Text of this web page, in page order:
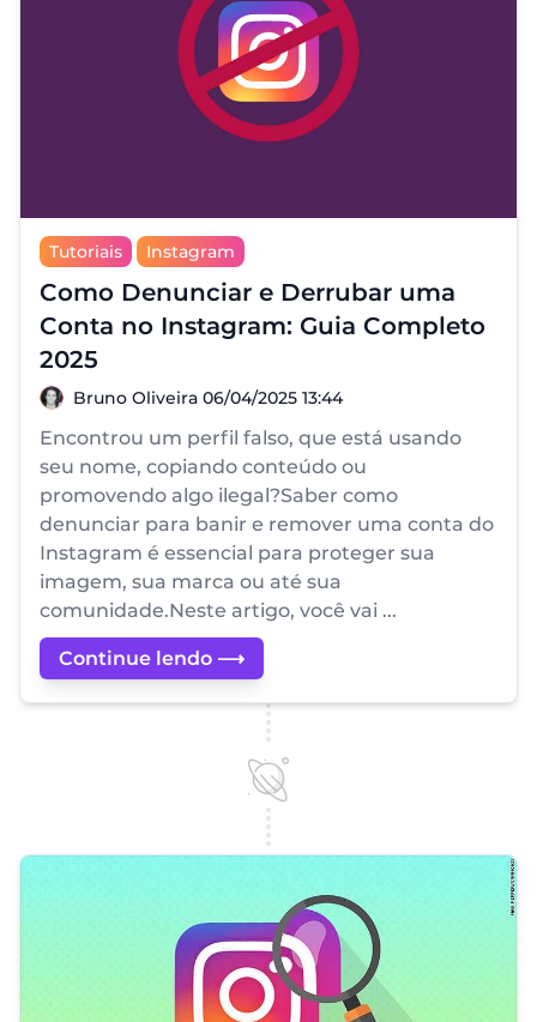
Tutoriais Instagram
Como Denunciar e Derrubar uma
Conta no Instagram: Guia Completo
2025
Bruno Oliveira
Bruno Oliveira 06/04/2025 13:44
Encontrou um perfil falso, que está usando
seu nome, copiando conteúdo ou
promovendo algo ilegal?Saber como
denunciar para banir e remover uma conta do
Instagram é essencial para proteger sua
imagem, sua marca ou até sua
comunidade.Neste artigo, você vai ...
Continue lendo ⟶